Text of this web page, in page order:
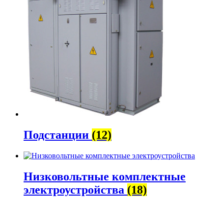
Подстанции (12)
Низковольтные комплектные
электроустройства (18)